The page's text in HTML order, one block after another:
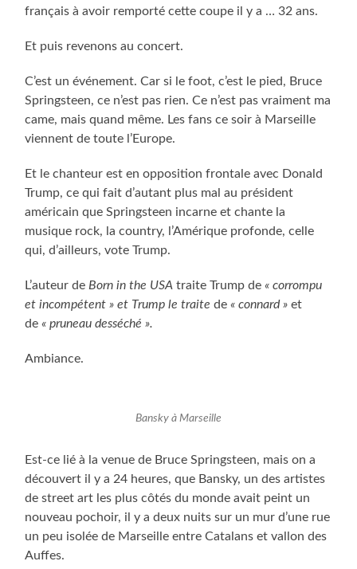
français à avoir remporté cette coupe il y a … 32 ans.
Et puis revenons au concert.
C’est un événement. Car si le foot, c’est le pied, Bruce
Springsteen, ce n’est pas rien. Ce n’est pas vraiment ma
came, mais quand même. Les fans ce soir à Marseille
viennent de toute l’Europe.
Et le chanteur est en opposition frontale avec Donald
Trump, ce qui fait d’autant plus mal au président
américain que Springsteen incarne et chante la
musique rock, la country, l’Amérique profonde, celle
qui, d’ailleurs, vote Trump.
L’auteur de Born in the USA traite Trump de« corrompu
et incompétent » et Trump le traitede« connard »et
de« pruneau desséché ».
Ambiance.
Bansky à Marseille
Est-ce lié à la venue de Bruce Springsteen, mais on a
découvert il y a 24 heures, que Bansky, un des artistes
de street art les plus côtés du monde avait peint un
nouveau pochoir, il y a deux nuits sur un mur d’une rue
un peu isolée de Marseille entre Catalans et vallon des
Auffes.